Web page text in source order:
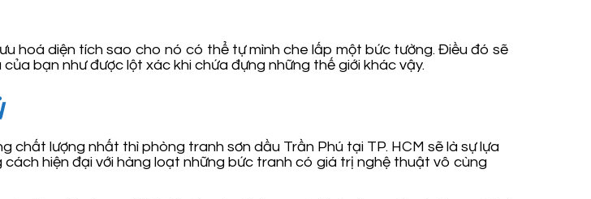
hoá diện tích sao cho nó có thể tự mình che lấp một bức tường. Điều đó sẽ
bạn như được lột xác khi chứa đựng những thế giới khác vậy.
lượng nhất thì phòng tranh sơn dầu Trần Phú tại TP. HCM sẽ là sự lựa
hiện đại với hàng loạt những bức tranh có giá trị nghệ thuật vô cùng